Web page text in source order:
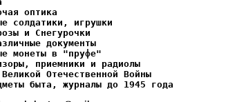
и Снегурочки
быта, журналы до 1945 года